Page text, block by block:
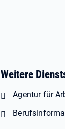
Weitere
Agentur für